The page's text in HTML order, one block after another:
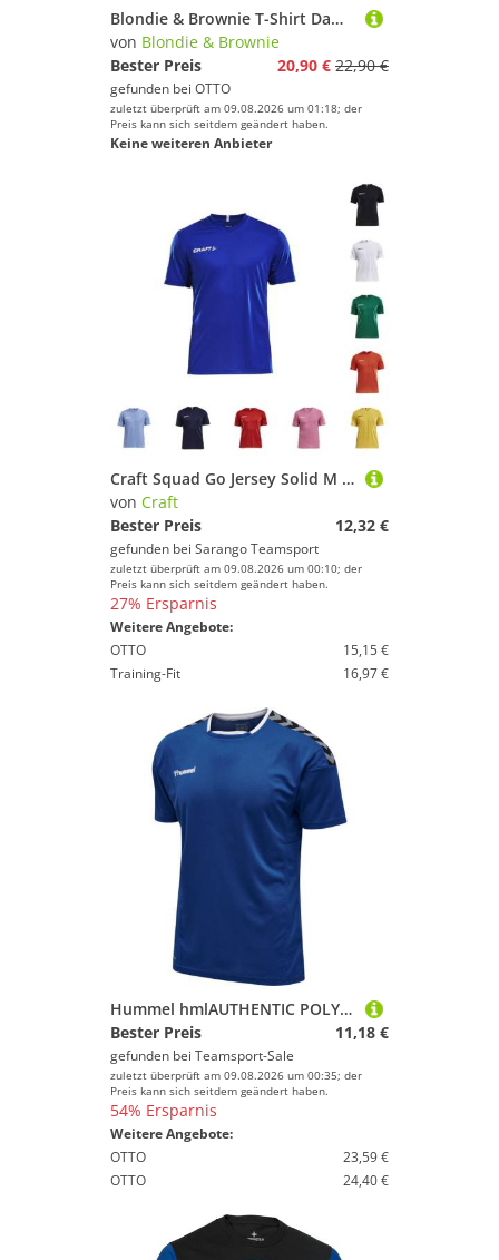
Blondie & Brownie T-Shirt Damen Kurdistan Asien Sport Trikot Fußball Handball Weltmeister WM
von Blondie & Brownie
Bester Preis
20,90 € 22,90 €
gefunden bei OTTO
zuletzt überprüft am 09.08.2026 um 01:18; der
Preis kann sich seitdem geändert haben.
Keine weiteren Anbieter
Craft Squad Go Jersey Solid M Herren
von Craft
Bester Preis
12,32 €
gefunden bei Sarango Teamsport
zuletzt überprüft am 09.08.2026 um 00:10; der
Preis kann sich seitdem geändert haben.
27% Ersparnis
Weitere Angebote:
OTTO
15,15 €
Training-Fit
16,97 €
Hummel hmlAUTHENTIC POLY JERSEY S/S - TRUE BLUE - S
Bester Preis
11,18 €
gefunden bei Teamsport-Sale
zuletzt überprüft am 09.08.2026 um 00:35; der
Preis kann sich seitdem geändert haben.
54% Ersparnis
Weitere Angebote:
OTTO
23,59 €
OTTO
24,40 €